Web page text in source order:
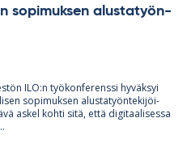
so­pi­muk­sen alus­ta­työn­
ILO:n työ­kon­fe­renssi hy­väk­syi
so­pi­muk­sen alus­ta­työn­te­ki­jöi­
as­kel kohti sitä, että di­gi­taa­li­sessa